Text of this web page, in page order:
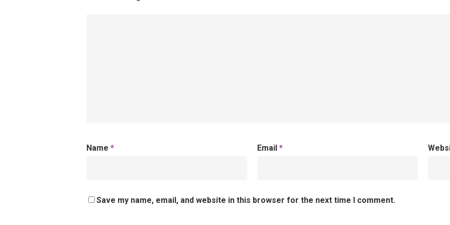
Name * Email *
Save my name, email, and website in this browser for the next time I comment.